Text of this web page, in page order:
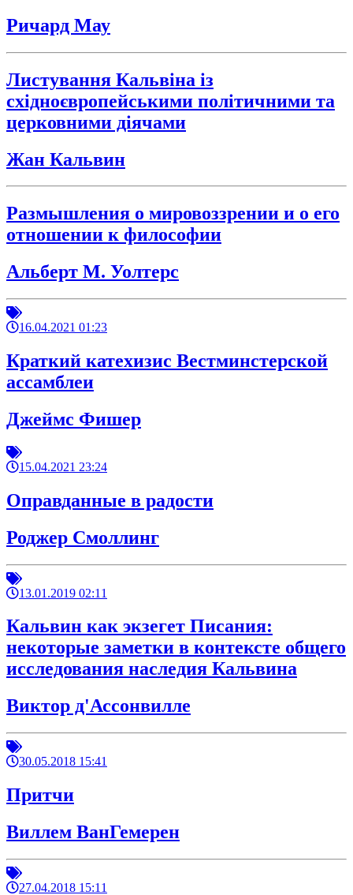
Ричард Мау
Листування Кальвіна із
східноєвропейськими політичними та
церковними діячами
Жан Кальвин
Размышления о мировоззрении и о его
отношении к философии
Альберт М. Уолтерс
16.04.2021 01:23
Краткий катехизис Вестминстерской
ассамблеи
Джеймс Фишер
15.04.2021 23:24
Оправданные в радости
Роджер Смоллинг
13.01.2019 02:11
Кальвин как экзегет Писания:
некоторые заметки в контексте общего
исследования наследия Кальвина
Виктор д'Ассонвилле
30.05.2018 15:41
Притчи
Виллем ВанГемерен
27.04.2018 15:11